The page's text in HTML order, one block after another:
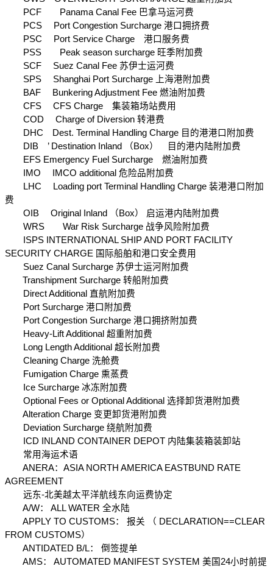
PCF　　Panama Canal Fee 巴拿马运河费
PCS　 Port Congestion Surcharge 港口拥挤费
PSC　 Port Service Charge　港口服务费
PSS　　Peak season surcharge 旺季附加费
SCF　 Suez Canal Fee 苏伊士运河费
SPS　 Shanghai Port Surcharge 上海港附加费
BAF　 Bunkering Adjustment Fee 燃油附加费
CFS　 CFS Charge　集装箱场站费用
COD　 Charge of Diversion 转港费
DHC　Dest. Terminal Handling Charge 目的港港口附加费
DIB　’ Destination Inland （Box）　目的港内陆附加费
EFS Emergency Fuel Surcharge　燃油附加费
IMO　 IMCO additional 危险品附加费
LHC　 Loading port Terminal Handling Charge 装港港口附加
费
OIB　 Original Inland （Box） 启运港内陆附加费
WRS　　War Risk Surcharge 战争风险附加费
ISPS INTERNATIONAL SHIP AND PORT FACILITY
SECURITY CHARGE 国际船舶和港口安全费用
Suez Canal Surcharge 苏伊士运河附加费
Transhipment Surcharge 转船附加费
Direct Additional 直航附加费
Port Surcharge 港口附加费
Port Congestion Surcharge 港口拥挤附加费
Heavy-Lift Additional 超重附加费
Long Length Additional 超长附加费
Cleaning Charge 洗舱费
Fumigation Charge 熏蒸费
Ice Surcharge 冰冻附加费
Optional Fees or Optional Additional 选择卸货港附加费
Alteration Charge 变更卸货港附加费
Deviation Surcharge 绕航附加费
ICD INLAND CONTAINER DEPOT 内陆集装箱装卸站
常用海运术语
ANERA：ASIA NORTH AMERICA EASTBUND RATE
AGREEMENT
远东-北美越太平洋航线东向运费协定
A/W： ALL WATER 全水陆
APPLY TO CUSTOMS： 报关 （ DECLARATION==CLEAR
FROM CUSTOMS）
ANTIDATED B/L： 倒签提单
AMS： AUTOMATED MANIFEST SYSTEM 美国24小时前提